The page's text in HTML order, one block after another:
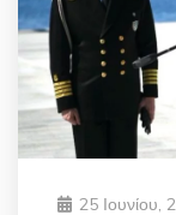
25 Ιουνίου,